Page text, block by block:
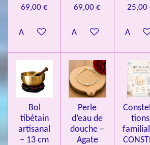
69,00 €
Ajouter au panier
69,00 €
Ajouter au panier
25,00
Bol
tibétain
artisanal
– 13 cm
Perle
d’eau de
douche –
Agate
tions